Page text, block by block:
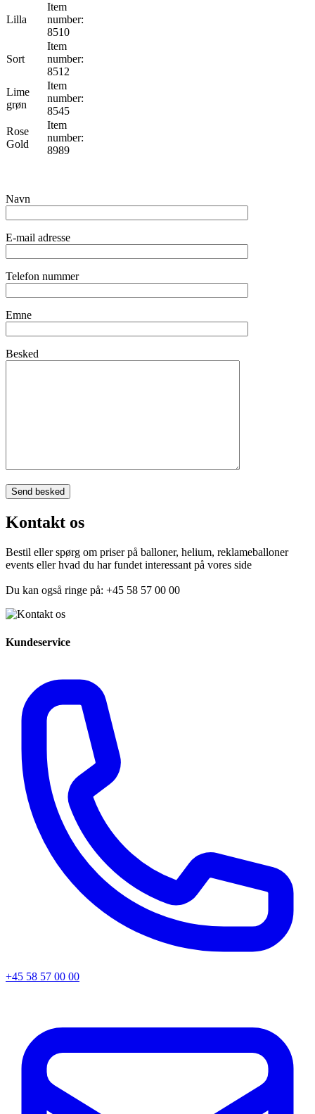
Lilla
Item
number:
8510
Sort
Item
number:
8512
Lime
grøn
Item
number:
8545
Rose
Gold
Item
number:
8989
Navn
E-mail adresse
Telefon nummer
Emne
Besked
Kontakt os
Bestil eller spørg om priser på balloner, helium, reklameballoner
events eller hvad du har fundet interessant på vores side
Du kan også ringe på: +45 58 57 00 00
Kundeservice
+45 58 57 00 00